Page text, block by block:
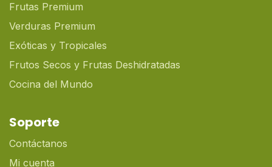
Frutas Premium
Verduras Premium
Exóticas y Tropicales
Frutos Secos y Frutas Deshidratadas
Cocina del Mundo
Soporte
Contáctanos
Mi cuenta